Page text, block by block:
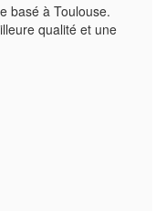
basé à Toulouse.
qualité et une